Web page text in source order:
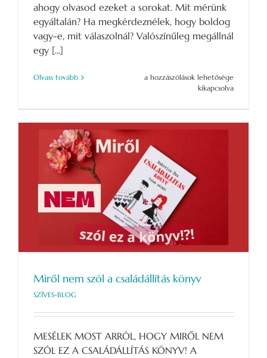
ahogy olvasod ezeket a sorokat. Mit mérünk
egyáltalán? Ha megkérdeznélek, hogy boldog
vagy-e, mit válaszolnál? Valószínűleg megállnál
egy [...]
Olvass tovább
BOLDOGSÁGTESZT
a hozzászólások lehetősége
kikapcsolva
Miről nem szól a családállítás könyv
SZÍVES-BLOG
MESÉLEK MOST ARRÓL, HOGY MIRŐL NEM
SZÓL EZ A CSALÁDÁLLÍTÁS KÖNYV! A